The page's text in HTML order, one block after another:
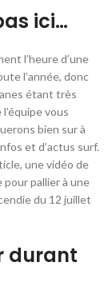
ici…
l’heure d’une
l’année, donc
étant très
vous
bien sur à
et d’actus surf.
une vidéo de
pour pallier à une
du 12 juillet
durant